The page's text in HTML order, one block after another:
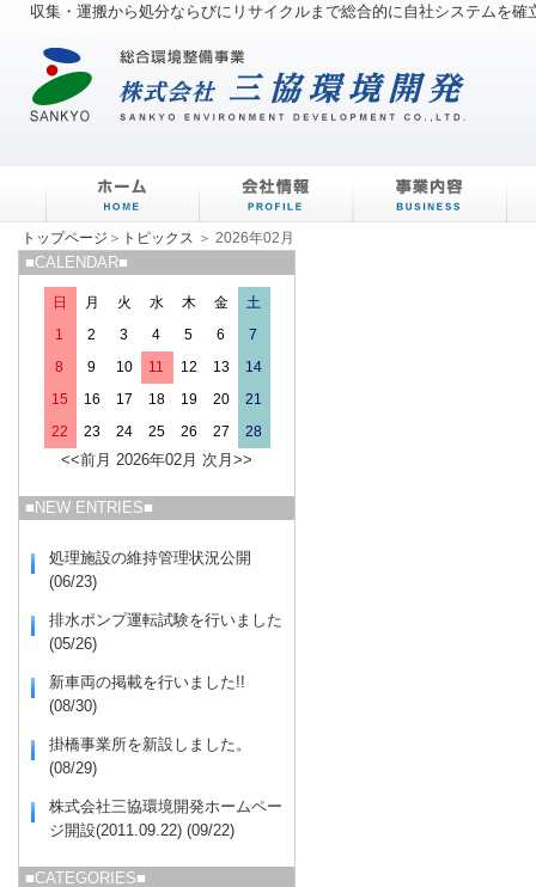
収集・運搬から処分ならびにリサイクルまで総合的に自社システムを
ホーム 会社情報
トップページ ＞ トピックス ＞ 2026年02月
■CALENDAR■
日 月 火 水 木 金 土
1 2 3 4 5 6 7
8 9 10 11 12 13 14
15 16 17 18 19 20 21
22 23 24 25 26 27 28
<<前月 2026年02月 次月>>
■NEW ENTRIES■
処理施設の維持管理状況公開
(06/23)
排水ポンプ運転試験を行いました
(05/26)
新車両の掲載を行いました!!
(08/30)
掛橋事業所を新設しました。
(08/29)
株式会社三協環境開発ホームペー
ジ開設(2011.09.22) (09/22)
■CATEGORIES■